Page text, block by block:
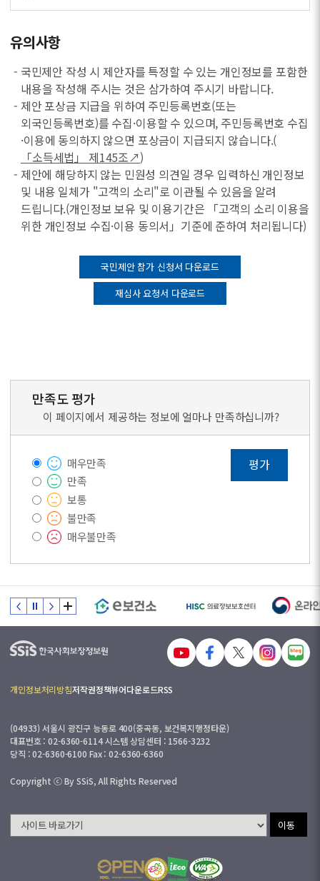
유의사항
- 국민제안 작성 시 제안자를 특정할 수 있는 개인정보를 포함한
내용을 작성해 주시는 것은 삼가하여 주시기 바랍니다.
- 제안 포상금 지급을 위하여 주민등록번호(또는
외국인등록번호)를 수집·이용할 수 있으며, 주민등록번호 수집
·이용에 동의하지 않으면 포상금이 지급되지 않습니다.(
「소득세법」 제145조↗)
- 제안에 해당하지 않는 민원성 의견일 경우 입력하신 개인정보
및 내용 일체가 "고객의 소리"로 이관될 수 있음을 알려
드립니다.(개인정보 보유 및 이용기간은 「고객의 소리 이용을
위한 개인정보 수집·이용 동의서」기준에 준하여 처리됩니다)
국민제안 참가 신청서 다운로드
재심사 요청서 다운로드
만족도 평가
이 페이지에서 제공하는 정보에 얼마나 만족하십니까?
매우만족
만족
보통
불만족
매우불만족
평가
개인정보처리방침저작권정책뷰어다운로드RSS
(04933) 서울시 광진구 능동로 400(중곡동, 보건복지행정타운)
대표번호 : 02-6360-6114 시스템 상담센터 : 1566-3232
당직 : 02-6360-6100 Fax : 02-6360-6360
Copyright ⓒ By SSiS, All Rights Reserved
이동